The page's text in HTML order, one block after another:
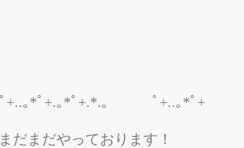
｡*ﾟ+.｡*ﾟ+.*.｡ ﾟ+..｡*ﾟ+
まだまだやっております！